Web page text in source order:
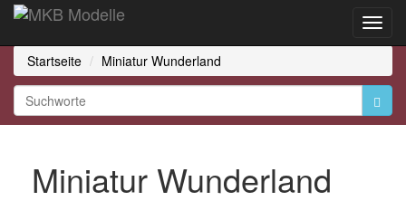
Startseite
Miniatur Wunderland
Miniatur Wunderland